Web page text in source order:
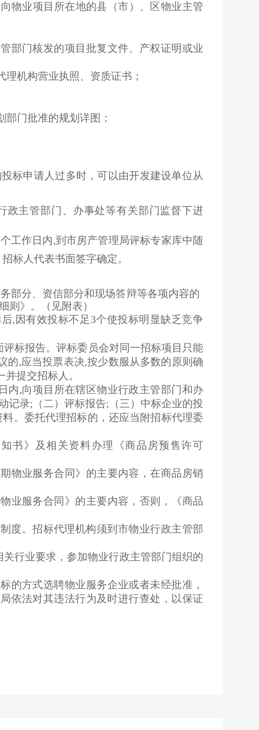
向物业项目所在地的县（市）、区物业主管
部门核发的项目批复文件、产权证明或业
机构营业执照、资质证书；
部门批准的规划详图；
标申请人过多时，可以由开发建设单位从
政主管部门、办事处等有关部门监督下进
工作日内,到市房产管理局评标专家库中随
标人代表书面签字确定。
部分、资信部分和现场答辩等各项内容的
则》。（见附表）
,因有效投标不足3个使投标明显缺乏竞争
评标报告。评标委员会对同一招标项目只能
的,应当投票表决,按少数服从多数的原则确
提交招标人。
内,向项目所在辖区物业行政主管部门和办
记录;（二）评标报告;（三）中标企业的投
。 委托代理招标的，还应当附招标代理委
书》及相关资料办理《商品房预售许可
物业服务合同》的主要内容，在商品房销
业服务合同》的主要内容，否则，《商品
度。招标代理机构须到市物业行政主管部
行业要求，参加物业行政主管部门组织的
的方式选聘物业服务企业或者未经批准，
依法对其违法行为及时进行查处，以保证